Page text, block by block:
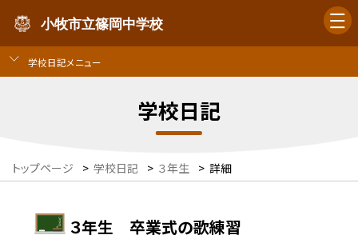
小牧市立篠岡中学校
学校日記メニュー
学校日記
トップページ > 学校日記 > ３年生 > 詳細
３年生 卒業式の歌練習